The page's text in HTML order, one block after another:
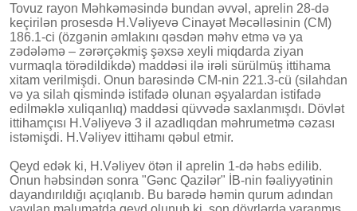
Tovuz rayon Məhkəməsində bundan əvvəl, aprelin 28-də
keçirilən prosesdə H.Vəliyevə Cinayət Məcəlləsinin (CM)
186.1-ci (özgənin əmlakını qəsdən məhv etmə və ya
zədələmə – zərərçəkmiş şəxsə xeyli miqdarda ziyan
vurmaqla törədildikdə) maddəsi ilə irəli sürülmüş ittihama
xitam verilmişdi. Onun barəsində CM-nin 221.3-cü (silahdan
və ya silah qismində istifadə olunan əşyalardan istifadə
edilməklə xuliqanlıq) maddəsi qüvvədə saxlanmışdı. Dövlət
ittihamçısı H.Vəliyevə 3 il azadlıqdan məhrumetmə cəzası
istəmişdi. H.Vəliyev ittihamı qəbul etmir.
Qeyd edək ki, H.Vəliyev ötən il aprelin 1-də həbs edilib.
Onun həbsindən sonra "Gənc Qazilər" İB-nin fəaliyyətinin
dayandırıldığı açıqlanıb. Bu barədə həmin qurum adından